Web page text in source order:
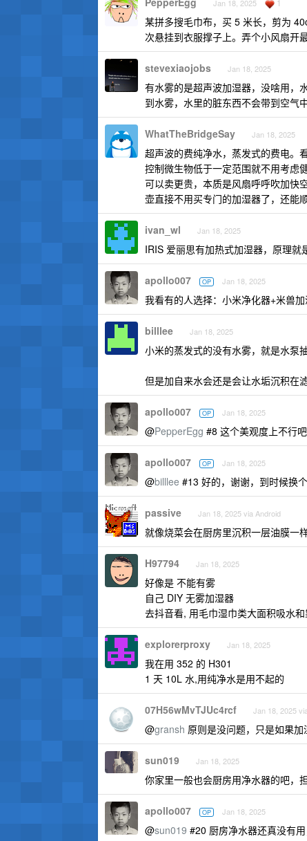
Jan 18, 2025 1
某拼多搜毛巾布，买 5 米长，剪为
次悬挂到衣服撑子上。弄个小风扇开
stevexiaojobs Jan 18, 2025
有水雾的是超声波加湿器，没啥用，
到水雾，水里的脏东西不会带到空气中
WhatTheBridgeSay Jan 18, 2025
超声波的费纯净水，蒸发式的费电。
控制微生物低于一定范围就不用考虑
可以卖更贵，本质是风扇呼呼吹加快
壶直接不用买专门的加湿器了，还能
ivan_wl Jan 18, 2025
IRIS 爱丽思有加热式加湿器，原理就
apollo007 OP Jan 18, 2025
我看有的人选择：小米净化器+米兽
billlee Jan 18, 2025
小米的蒸发式的没有水雾，就是水泵
但是加自来水会还是会让水垢沉积在
apollo007 OP Jan 18, 2025
@PepperEgg #8 这个美观度上不行吧
apollo007 OP Jan 18, 2025
@billlee #13 好的，谢谢，到时候换个
passive Jan 18, 2025 via Android
就像烧菜会在厨房里沉积一层油膜一
H97794 Jan 18, 2025
好像是 不能有雾
自己 DIY 无雾加湿器
去抖音看, 用毛巾湿巾类大面积吸水
explorerproxy Jan 18, 2025
我在用 352 的 H301
1 天 10L 水,用纯净水是用不起的
07H56wMvTJUc4rcf Jan 18, 2025
@gransh 原则是没问题，只是如果
sun019 Jan 18, 2025
你家里一般也会厨房用净水器的吧，
apollo007 OP Jan 18, 2025
@sun019 #20 厨房净水器还真没有